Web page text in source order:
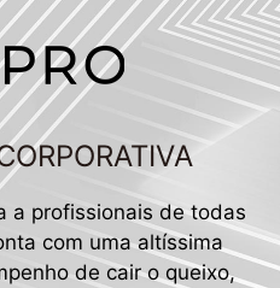
a profissionais de todas
com uma altíssima
de cair o queixo,